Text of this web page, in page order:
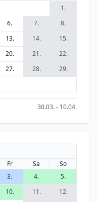
1.
6. 7.
8.
13. 14.
15.
20. 21.
22.
27. 28.
29.
30.03. - 10.04.
Fr Sa
So
3. 4.
5.
10. 11.
12.